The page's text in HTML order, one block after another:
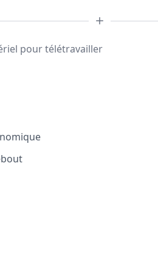
pour télétravailler